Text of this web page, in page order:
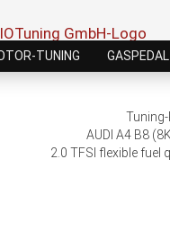
TUNING
AUDI A4 B8
2.0 TFSI flexible fuel